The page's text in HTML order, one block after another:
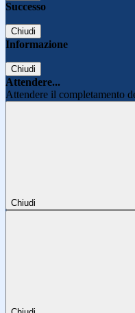
Successo
Chiudi
Informazione
Chiudi
Attendere...
Attendere il completamento
Chiudi